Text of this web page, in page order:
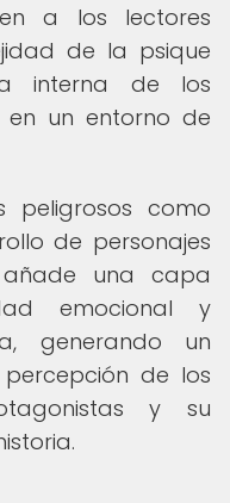
a los lectores
de la psique
interna de los
en un entorno de
peligrosos como
de personajes
una capa
emocional y
generando un
de los
y su